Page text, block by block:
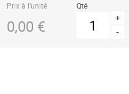
Prix à l’unité
0,00 €
Qté
+
-